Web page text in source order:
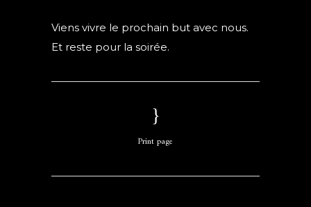
Viens vivre le prochain but avec nous.
Et reste pour la soirée.
Print page